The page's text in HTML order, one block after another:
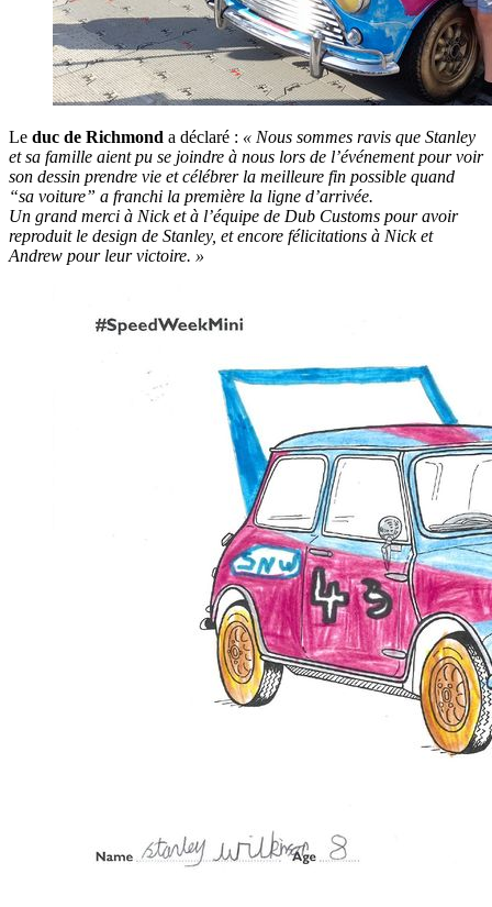
Le duc de Richmond a déclaré : « Nous sommes ravis que Stanley
et sa famille aient pu se joindre à nous lors de l’événement pour voir
son dessin prendre vie et célébrer la meilleure fin possible quand
“sa voiture” a franchi la première la ligne d’arrivée.
Un grand merci à Nick et à l’équipe de Dub Customs pour avoir
reproduit le design de Stanley, et encore félicitations à Nick et
Andrew pour leur victoire. »